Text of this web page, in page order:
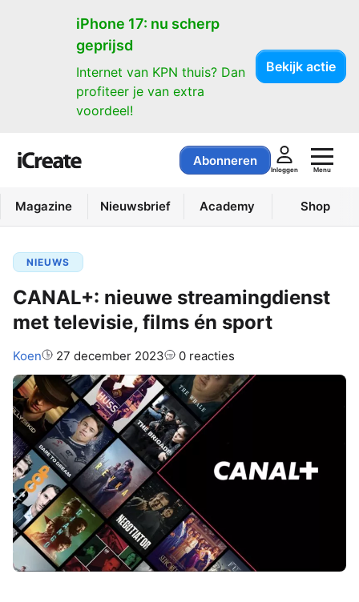
iPhone 17: nu scherp
geprijsd
Internet van KPN thuis? Dan
profiteer je van extra
voordeel!
Bekijk actie
Abonneren
Inloggen Menu
Magazine Nieuwsbrief Academy Shop
NIEUWS
CANAL+: nieuwe streamingdienst
met televisie, films én sport
Auteur:
Koen 27 december 2023 0 reacties